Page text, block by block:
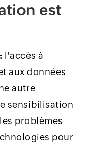
est
l'accès à
aux données
autre
sensibilisation
problèmes
pour